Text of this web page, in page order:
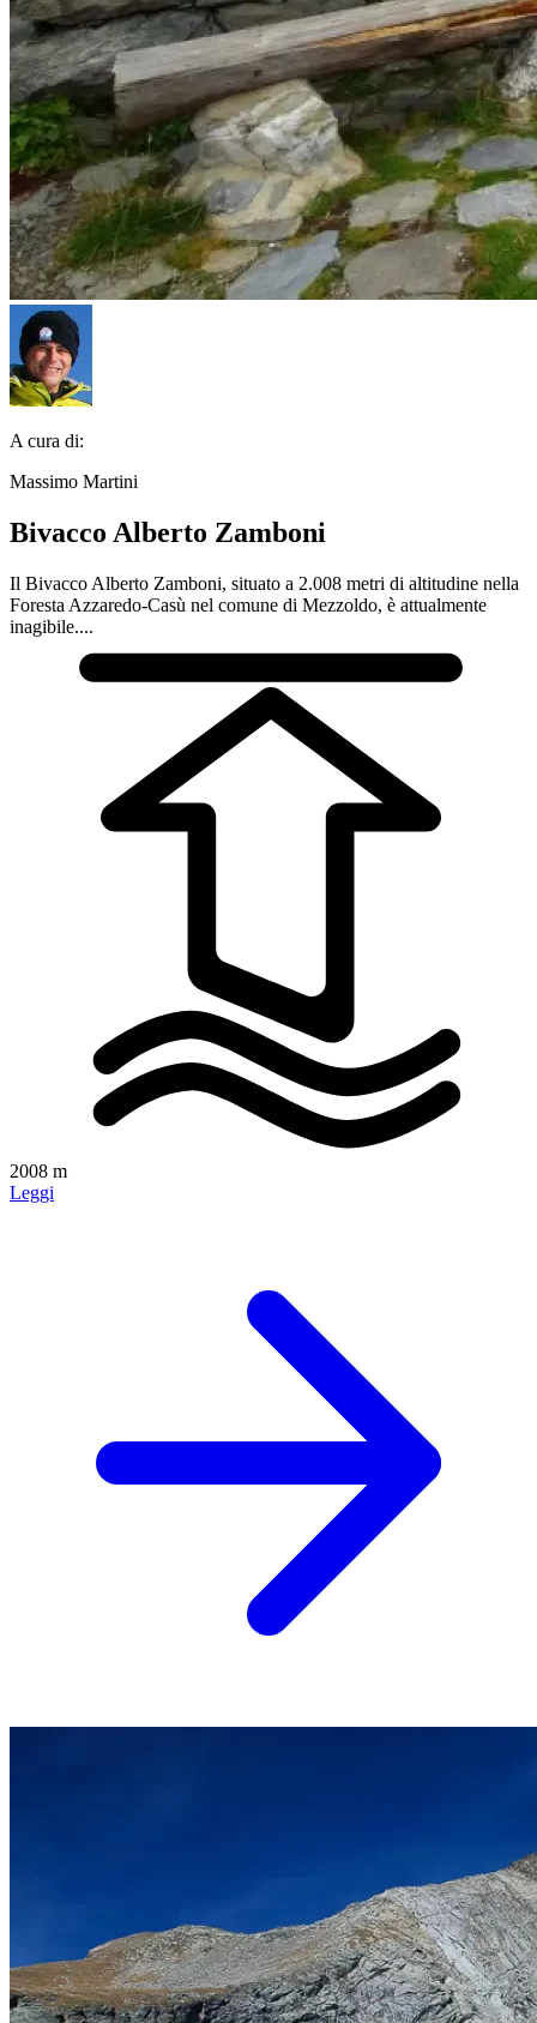
A cura di:
Massimo Martini
Bivacco Alberto Zamboni
Il Bivacco Alberto Zamboni, situato a 2.008 metri di altitudine nella
Foresta Azzaredo-Casù nel comune di Mezzoldo, è attualmente
inagibile....
2008 m
Leggi